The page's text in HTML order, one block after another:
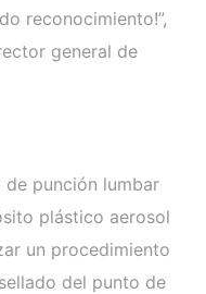
reconocimiento!”,
general de
de punción lumbar
plástico aerosol
un procedimiento
del punto de